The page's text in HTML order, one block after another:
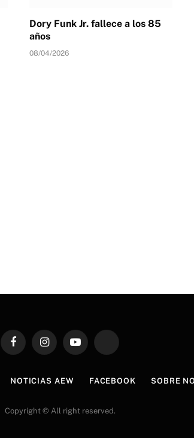
Dory Funk Jr. fallece a los 85
años
08/04/2026
FacebookInstagramYouTube TikTok
NOTICIAS AEW FACEBOOK SOBRE
Copyright © All right reserved.